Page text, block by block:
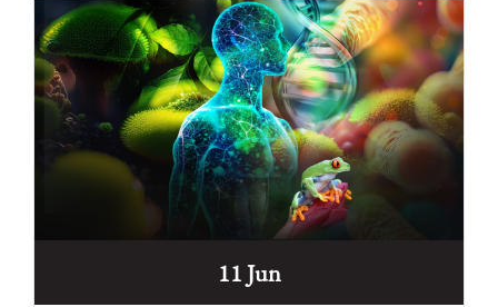
11 Jun